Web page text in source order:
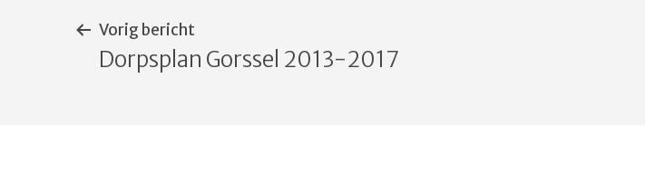
Bericht
Vorig bericht
Dorpsplan Gorssel 2013-2017